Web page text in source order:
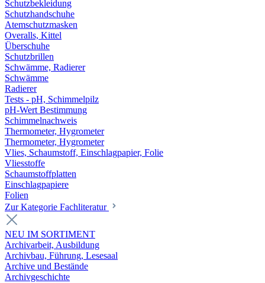
Schutzbekleidung
Schutzhandschuhe
Atemschutzmasken
Overalls, Kittel
Überschuhe
Schutzbrillen
Schwämme, Radierer
Schwämme
Radierer
Tests - pH, Schimmelpilz
pH-Wert Bestimmung
Schimmelnachweis
Thermometer, Hygrometer
Thermometer, Hygrometer
Vlies, Schaumstoff, Einschlagpapier, Folie
Vliesstoffe
Schaumstoffplatten
Einschlagpapiere
Folien
Zur Kategorie Fachliteratur
NEU IM SORTIMENT
Archivarbeit, Ausbildung
Archivbau, Führung, Lesesaal
Archive und Bestände
Archivgeschichte